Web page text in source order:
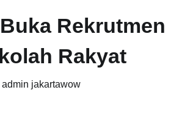
Rakyat
admin jakartawow